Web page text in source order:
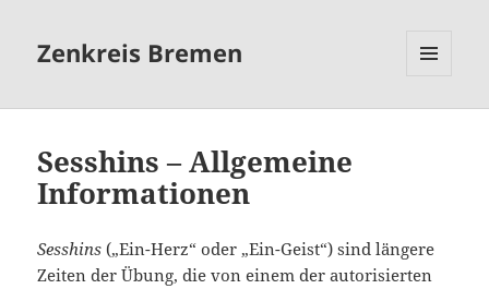
Zenkreis Bremen
Sesshins – Allgemeine
Informationen
Sesshins („Ein-Herz“ oder „Ein-Geist“) sind längere
Zeiten der Übung, die von einem der autorisierten